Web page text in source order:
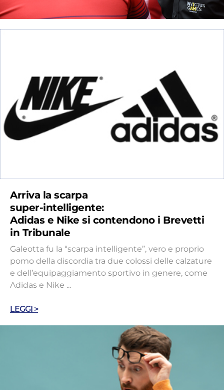
Arriva la scarpa
super-intelligente:
Adidas e Nike si contendono i Brevetti
in Tribunale
Galeotta fu la “scarpa intelligente”, vero e proprio
pomo della discordia tra due colossi delle calzature
e dell’equipaggiamento sportivo in genere, come
Adidas e Nike ...
LEGGI >